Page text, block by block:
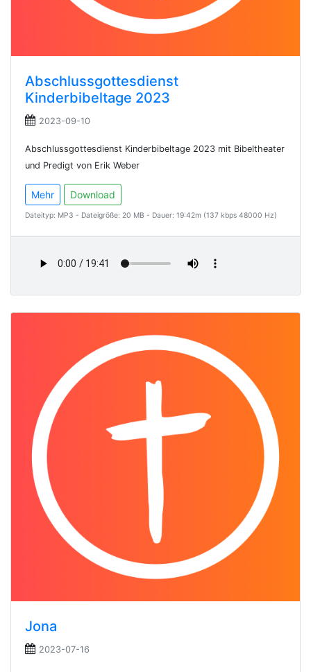
Abschlussgottesdienst
Kinderbibeltage 2023
2023-09-10
Abschlussgottesdienst Kinderbibeltage 2023 mit Bibeltheater
und Predigt von Erik Weber
Mehr Download
Dateityp: MP3 - Dateigröße: 20 MB - Dauer: 19:42m (137 kbps 48000 Hz)
Jona
2023-07-16